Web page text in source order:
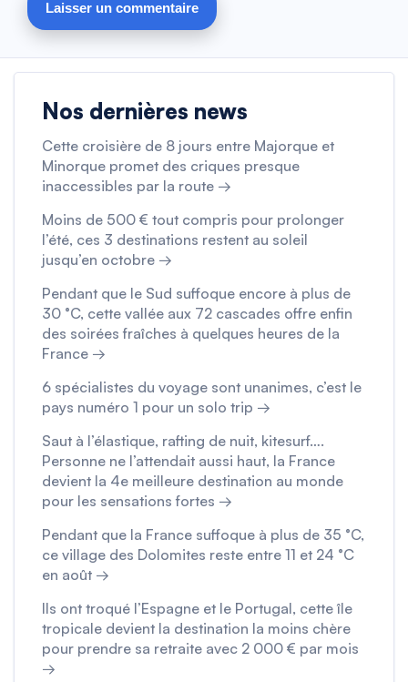
Nos dernières news
Cette croisière de 8 jours entre Majorque et
Minorque promet des criques presque
inaccessibles par la route →
Moins de 500 € tout compris pour prolonger
l’été, ces 3 destinations restent au soleil
jusqu’en octobre →
Pendant que le Sud suffoque encore à plus de
30 °C, cette vallée aux 72 cascades offre enfin
des soirées fraîches à quelques heures de la
France →
6 spécialistes du voyage sont unanimes, c’est le
pays numéro 1 pour un solo trip →
Saut à l’élastique, rafting de nuit, kitesurf….
Personne ne l’attendait aussi haut, la France
devient la 4e meilleure destination au monde
pour les sensations fortes →
Pendant que la France suffoque à plus de 35 °C,
ce village des Dolomites reste entre 11 et 24 °C
en août →
Ils ont troqué l’Espagne et le Portugal, cette île
tropicale devient la destination la moins chère
pour prendre sa retraite avec 2 000 € par mois
→